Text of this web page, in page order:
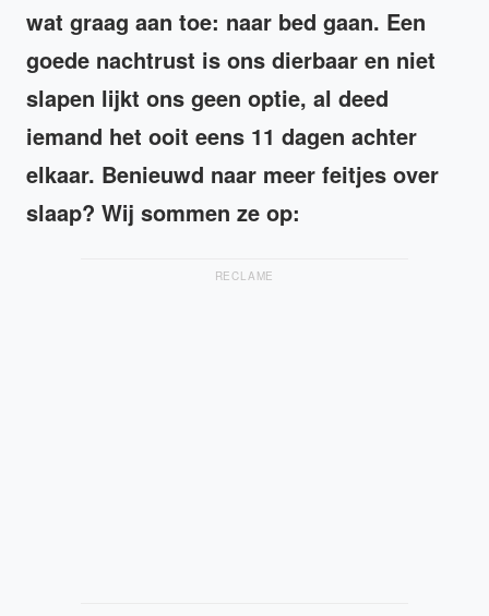
wat graag aan toe: naar bed gaan. Een
goede nachtrust is ons dierbaar en niet
slapen lijkt ons geen optie, al deed
iemand het ooit eens 11 dagen achter
elkaar. Benieuwd naar meer feitjes over
slaap? Wij sommen ze op:
RECLAME